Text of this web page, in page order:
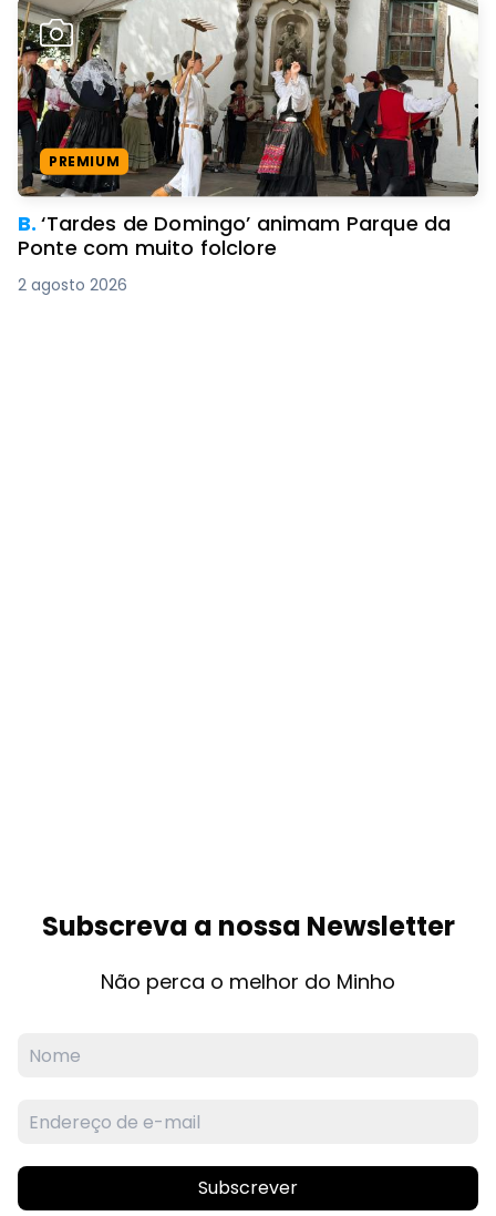
PREMIUM
B.‘Tardes de Domingo’ animam Parque da
Ponte com muito folclore
2 agosto 2026
Subscreva a nossa Newsletter
Não perca o melhor do Minho
Subscrever